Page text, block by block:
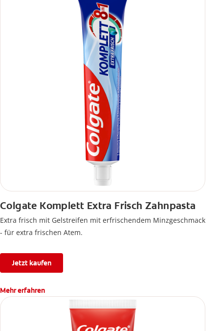
Colgate Komplett Extra Frisch Zahnpasta
Extra frisch mit Gelstreifen mit erfrischendem Minzgeschmack
- für extra frischen Atem.
Jetzt kaufen
Mehr erfahren